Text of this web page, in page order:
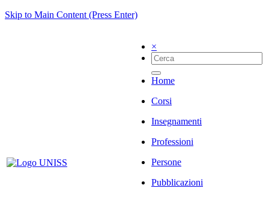
Skip to Main Content (Press Enter)
×
Home
Corsi
Insegnamenti
Professioni
Persone
Pubblicazioni